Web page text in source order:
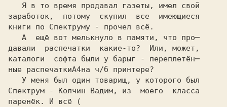
заработок,  потому  скупил  все  имеющиеся
книги по Спектруму - прочел всё.
давали  распечатки  какие-то?  Или, может,
каталоги  софта были у барыг - переплетён─
ные распечаткиА4на ч/б принтере?
Спектрум - Колчин Вадим, из  моего  класса
паренёк. И всё (